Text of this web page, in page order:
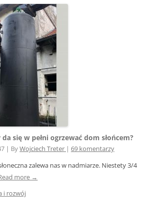
się w pełni ogrzewać dom słońcem?
| ByWojciech Treter | 69 komentarzy
zalewa nas w nadmiarze. Niestety 3/4
more →
i rozwój